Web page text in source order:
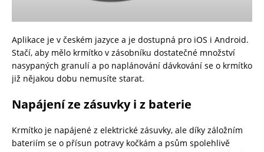
Aplikace je v českém jazyce a je dostupná pro iOS i Android.
Stačí, aby mělo krmítko v zásobníku dostatečné množství
nasypaných granulí a po naplánování dávkování se o krmítko
již nějakou dobu nemusíte starat.
Napájení ze zásuvky i z baterie
Krmítko je napájené z elektrické zásuvky, ale díky záložním
bateriím se o přísun potravy kočkám a psům spolehlivě